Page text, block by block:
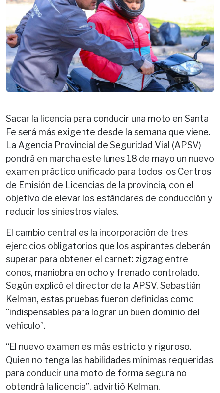
Sacar la licencia para conducir una moto en Santa
Fe será más exigente desde la semana que viene.
La Agencia Provincial de Seguridad Vial (APSV)
pondrá en marcha este lunes 18 de mayo un nuevo
examen práctico unificado para todos los Centros
de Emisión de Licencias de la provincia, con el
objetivo de elevar los estándares de conducción y
reducir los siniestros viales.
El cambio central es la incorporación de tres
ejercicios obligatorios que los aspirantes deberán
superar para obtener el carnet: zigzag entre
conos, maniobra en ocho y frenado controlado.
Según explicó el director de la APSV, Sebastián
Kelman, estas pruebas fueron definidas como
“indispensables para lograr un buen dominio del
vehículo”.
“El nuevo examen es más estricto y riguroso.
Quien no tenga las habilidades mínimas requeridas
para conducir una moto de forma segura no
obtendrá la licencia”, advirtió Kelman.